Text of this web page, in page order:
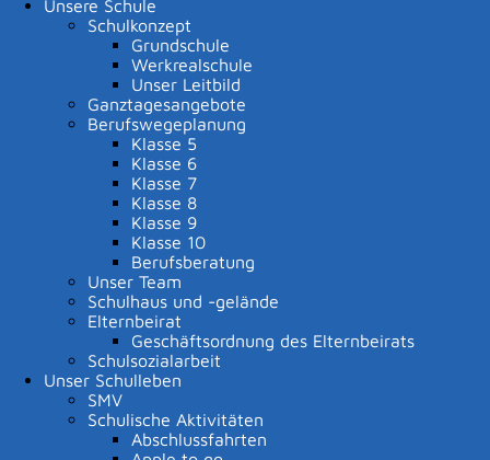
Unsere Schule
Schulkonzept
Grundschule
Werkrealschule
Unser Leitbild
Ganztagesangebote
Berufswegeplanung
Klasse 5
Klasse 6
Klasse 7
Klasse 8
Klasse 9
Klasse 10
Berufsberatung
Unser Team
Schulhaus und -gelände
Elternbeirat
Geschäftsordnung des Elternbeirats
Schulsozialarbeit
Unser Schulleben
SMV
Schulische Aktivitäten
Abschlussfahrten
Suche
Erweiterte Suche
Beschränken auf Bereich
Auswahl aufheben| Alles auswählen
Ausschlussbegriffe